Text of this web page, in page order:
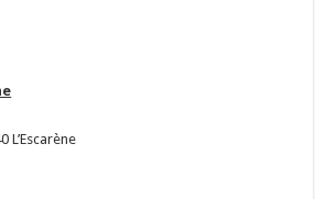
L’Escarène